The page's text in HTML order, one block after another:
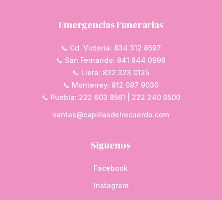
Emergencias Funerarias
📞 Cd. Victoria: 834 312 8597
📞 San Fernando: 841 844 0998
📞 Llera: 832 323 0125
📞 Monterrey: 812 087 9030
📞 Puebla: 222 603 8561 | 222 240 0500
ventas@capillasdelrecuerdo.com
Síguenos
Facebook
Instagram